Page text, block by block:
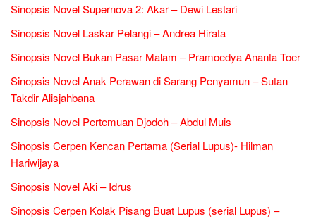
Sinopsis Novel Supernova 2: Akar – Dewi Lestari
Sinopsis Novel Laskar Pelangi – Andrea Hirata
Sinopsis Novel Bukan Pasar Malam – Pramoedya Ananta Toer
Sinopsis Novel Anak Perawan di Sarang Penyamun – Sutan
Takdir Alisjahbana
Sinopsis Novel Pertemuan Djodoh – Abdul Muis
Sinopsis Cerpen Kencan Pertama (Serial Lupus)- Hilman
Hariwijaya
Sinopsis Novel Aki – Idrus
Sinopsis Cerpen Kolak Pisang Buat Lupus (serial Lupus) –